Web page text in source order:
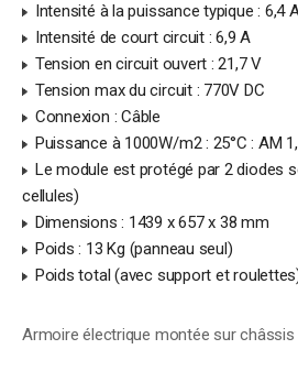
Intensité à la puissance typique : 6,4
Intensité de court circuit : 6,9 A
Tension en circuit ouvert : 21,7 V
Tension max du circuit : 770V DC
Connexion : Câble
Puissance à 1000W/m2 : 25°C : AM
Le module est protégé par 2 diodes
cellules)
Dimensions : 1439 x 657 x 38 mm
Poids : 13 Kg (panneau seul)
Poids total (avec support et
Armoire électrique montée sur châssis